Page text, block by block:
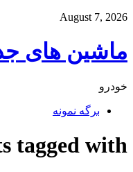
August 7, 2026
ماشین های
خودرو
برگه نمونه
tagged with: